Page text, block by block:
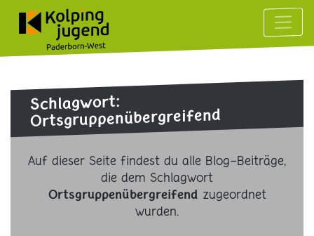
Schlagwort:
Ortsgruppenübergreifend
Auf dieser Seite findest du alle Blog-Beiträge,
die dem Schlagwort
Ortsgruppenübergreifend zugeordnet
wurden.